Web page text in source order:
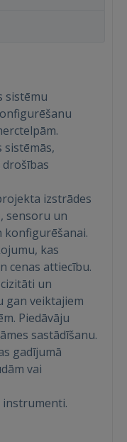
sistēmu
sistēmās,
drošības
izstrādes
sensoru un
konfigurēšanai.
kas
cenas attiecību.
un
gan veiktajiem
Piedāvāju
sastādīšanu.
gadījumā
vai